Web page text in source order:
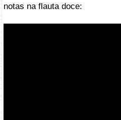
notas na flauta doce: